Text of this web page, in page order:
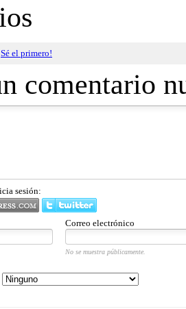
Sé el primero!
comentario
sesión:
Correo electrónico
No se muestra públicamente.